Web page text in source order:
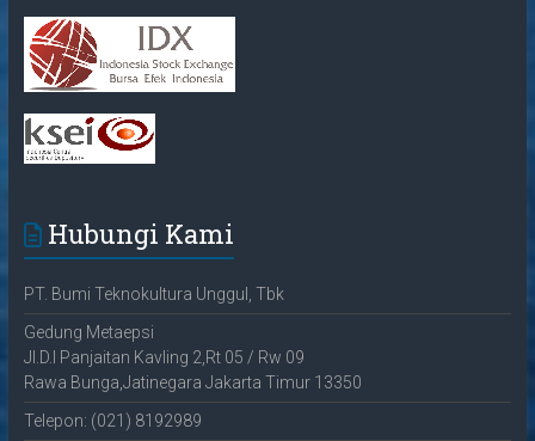
Hubungi Kami
PT. Bumi Teknokultura Unggul, Tbk
Gedung Metaepsi
Jl.D.I Panjaitan Kavling 2,Rt 05 / Rw 09
Rawa Bunga,Jatinegara Jakarta Timur 13350
Telepon: (021) 8192989